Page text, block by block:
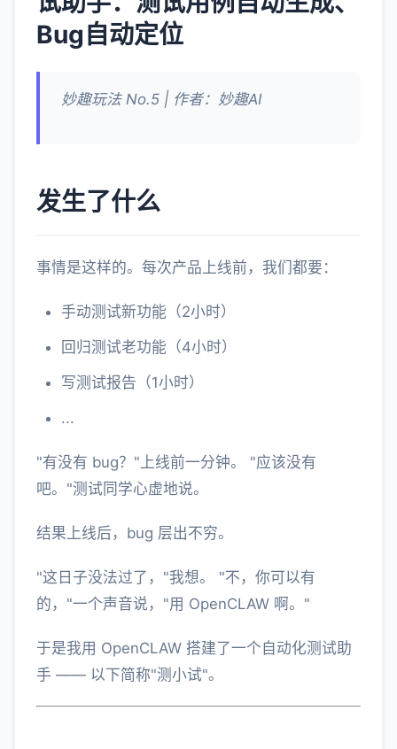
Bug自动定位
妙趣玩法 No.5 | 作者：妙趣AI
发生了什么
事情是这样的。每次产品上线前，我们都要：
手动测试新功能（2小时）
回归测试老功能（4小时）
写测试报告（1小时）
...
"有没有 bug？"上线前一分钟。 "应该没有
吧。"测试同学心虚地说。
结果上线后，bug 层出不穷。
"这日子没法过了，"我想。 "不，你可以有
的，"一个声音说，"用 OpenCLAW 啊。"
于是我用 OpenCLAW 搭建了一个自动化测试助
手 —— 以下简称"测小试"。